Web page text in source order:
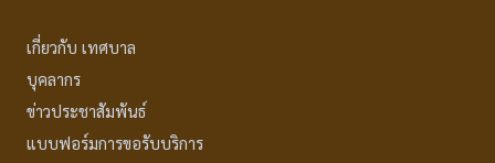
เกี่ยวกับ เทศบาล
บุคลากร
ข่าวประชาสัมพันธ์
แบบฟอร์มการขอรับบริการ